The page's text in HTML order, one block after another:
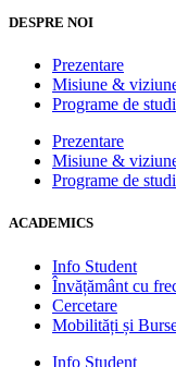
DESPRE NOI
Prezentare
Misiune &
Programe de
Prezentare
Misiune &
Programe de
ACADEMICS
Info Student
Învățământ cu
Cercetare
Mobilități și
Info Student